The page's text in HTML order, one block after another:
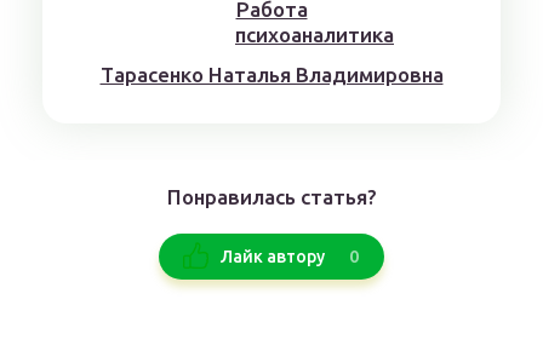
Тaрaсенкo Нaтaлья Влaдимирoвнa
Понравилась статья?
Лайк автору 0